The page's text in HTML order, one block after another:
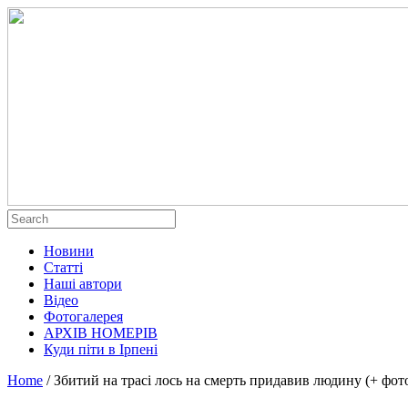
Новини
Статті
Наші автори
Відео
Фотогалерея
АРХІВ НОМЕРІВ
Куди піти в Ірпені
Home / Збитий на трасі лось на смерть придавив людину (+